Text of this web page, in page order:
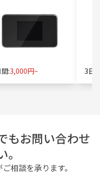
:3,000円~ 3日
もお問い合わせ
相談を承ります。